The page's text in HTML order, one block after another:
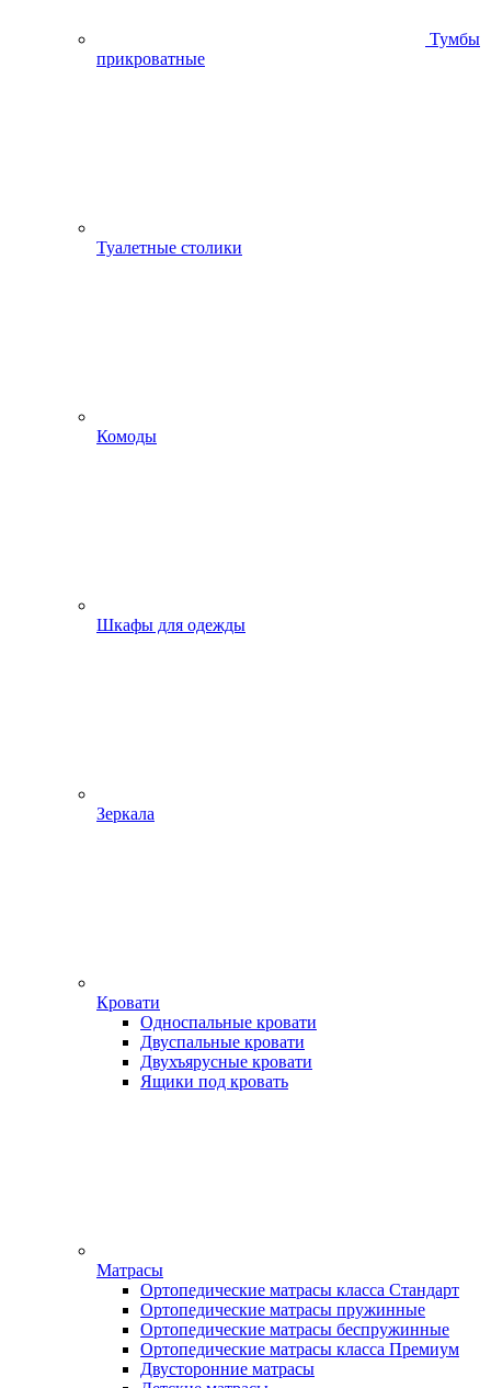
Тумбы
прикроватные
Туалетные столики
Комоды
Шкафы для одежды
Зеркала
Кровати
Односпальные кровати
Двуспальные кровати
Двухъярусные кровати
Ящики под кровать
Матрасы
Ортопедические матрасы класса Стандарт
Ортопедические матрасы пружинные
Ортопедические матрасы беспружинные
Ортопедические матрасы класса Премиум
Двусторонние матрасы